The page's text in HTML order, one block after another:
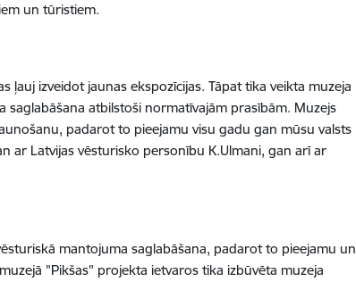
un tūristiem.
izveidot jaunas ekspozīcijas. Tāpat tika veikta muzeja
atbilstoši normatīvajām prasībām. Muzejs
padarot to pieejamu visu gadu gan mūsu valsts
ar Latvijas vēsturisko personību K.Ulmani, gan arī ar
mantojuma saglabāšana, padarot to pieejamu un
"Pikšas" projekta ietvaros tika izbūvēta muzeja